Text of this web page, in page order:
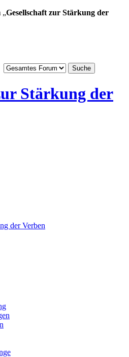
„Gesellschaft zur Stärkung der
Stärkung der
der Verben